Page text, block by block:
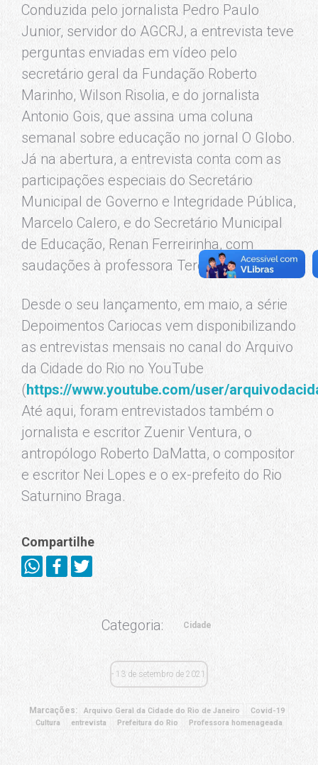
Conduzida pelo jornalista Pedro Paulo
Junior, servidor do AGCRJ, a entrevista teve
perguntas enviadas em vídeo pelo
secretário geral da Fundação Roberto
Marinho, Wilson Risolia, e do jornalista
Antonio Gois, que assina uma coluna
semanal sobre educação no jornal O Globo.
Já na abertura, a entrevista conta com as
participações especiais do Secretário
Municipal de Governo e Integridade Pública,
Marcelo Calero, e do Secretário Municipal
de Educação, Renan Ferreirinha, com
saudações à professora Terezinha Saraiva.
Desde o seu lançamento, em maio, a série
Depoimentos Cariocas vem disponibilizando
as entrevistas mensais no canal do Arquivo
da Cidade do Rio no YouTube
(https://www.youtube.com/user/
Até aqui, foram entrevistados também o
jornalista e escritor Zuenir Ventura, o
antropólogo Roberto DaMatta, o compositor
e escritor Nei Lopes e o ex-prefeito do Rio
Saturnino Braga.
Compartilhe
Categoria: Cidade
13 de setembro de 2021
Marcações: Arquivo Geral da Cidade do Rio de Janeiro
Covid-19
Cultura
entrevista Prefeitura do Rio Professora homenageada